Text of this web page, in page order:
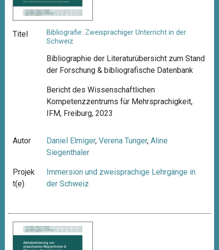
Titel
Bibliografie: Zweisprachiger Unterricht in der
Schweiz
Bibliographie der Literaturübersicht zum Stand
der Forschung & bibliografische Datenbank
Bericht des Wissenschaftlichen
Kompetenzzentrums für Mehrsprachigkeit,
IFM, Freiburg, 2023
Autor Daniel Elmiger,Verena Tunger,Aline
Siegenthaler
Projek
t(e)
Immersion und zweisprachige Lehrgänge in
der Schweiz